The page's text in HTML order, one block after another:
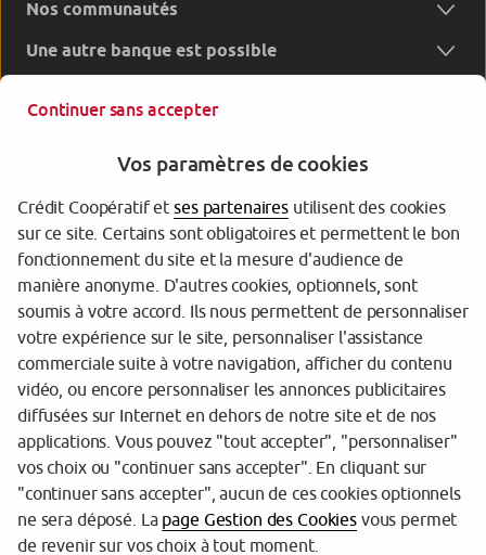
Nos communautés
Une autre banque est possible
Garantie des dépôts
Protection des données personnelles
Gestion des cookies
Sécurité
Tarifs
Mentions légales
Réglementation
Continuer sans accepter
Vos paramètres de cookies
Crédit Coopératif etses partenairesutilisent des cookies
sur ce site. Certains sont obligatoires et permettent le bon
fonctionnement du site et la mesure d'audience de
manière anonyme. D'autres cookies, optionnels, sont
soumis à votre accord. Ils nous permettent de personnaliser
votre expérience sur le site, personnaliser l'assistance
commerciale suite à votre navigation, afficher du contenu
vidéo, ou encore personnaliser les annonces publicitaires
diffusées sur Internet en dehors de notre site et de nos
applications. Vous pouvez "tout accepter", "personnaliser"
vos choix ou "continuer sans accepter". En cliquant sur
"continuer sans accepter", aucun de ces cookies optionnels
ne sera déposé. La page Gestion des Cookiesvous permet
de revenir sur vos choix à tout moment.